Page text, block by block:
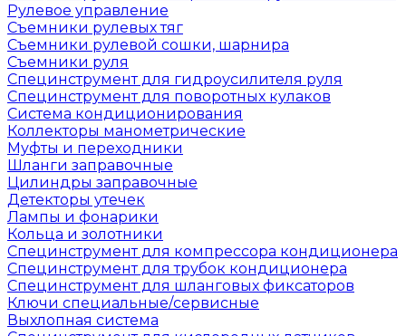
Рулевое управление
Съемники рулевых тяг
Съемники рулевой сошки, шарнира
Съемники руля
Специнструмент для гидроусилителя руля
Специнструмент для поворотных кулаков
Система кондиционирования
Коллекторы манометрические
Муфты и переходники
Шланги заправочные
Цилиндры заправочные
Детекторы утечек
Лампы и фонарики
Кольца и золотники
Специнструмент для компрессора кондиционера
Специнструмент для трубок кондиционера
Специнструмент для шланговых фиксаторов
Ключи специальные/сервисные
Выхлопная система